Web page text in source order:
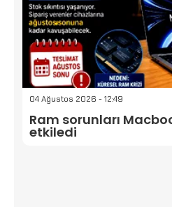
04 Ağustos 2026 - 12:49
Ram sorunları
etkiledi